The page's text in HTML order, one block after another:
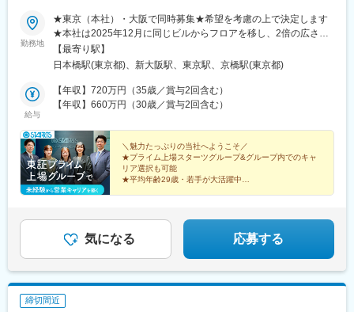
事業拡大フェーズにある同社で、法務の立場から経営と事業を支
えるやりがいあるポジションです。
国内法務だけでなく、国際契約・グローバル案件に腰を据えて関
わりたい方をお待ちしています。
変更の範囲：会社の定める業務
バーも多い環境です
■働き方：
◆海外出張あり：月1～2回程度（1回1週間前後）
※状況により長期滞在の可能性もありますが、家族事情など状況に
応じて出張調整も柔軟◎
◆残業：月10～20時間以下
立のために使用しているメンバーも多い
◆勤務地：大阪本社のみ（転勤は基本的になし）
【同社の魅力】
★1912年に国内のホーロー工業のパイオニアとして設立。1962年
ス・洗面化粧台などの住宅設備機器を提供しています。
★国内の金融・保険業を除く、資本金10億円以上の法人の自己資
本比率平均は一般的に40%前後と言われているのに対し、当社は
64.9%と高い自己資本比率を確立。
また、上場企業の中でも類を見ない31期連続増収増益を達成する
など、堅実・健全な経営を続けています。
勤務地
★東京（本社）・大阪で同時募集★希望を考慮の上で決定します
★本社は2025年12月に同じビルからフロアを移し、2倍の広さに
なりました。カフェスペースなどもあり、とても快適です！本社
／東京都中央区日本橋3-1-8 スターツ日本橋ビル3F・東京メトロ
歩5分大阪営業所／大阪府大阪市淀川区西中島5-14-5 ニッセイ新
大阪南口ビル10F・大阪地下鉄御堂筋線「新大阪駅」南改札徒歩2
【最寄り駅】
日本橋駅(東京都)、新大阪駅、東京駅、京橋駅(東京都)
給与
【年収】720万円（35歳／賞与2回含む）
【年収】660万円（30歳／賞与2回含む）
＼魅力たっぷりの当社へようこそ／
★プライム上場スターツグループ&グループ内でのキャ
リア選択も可能
★平均年齢29歳・若手が大活躍中
気になる 応募する
締切間近